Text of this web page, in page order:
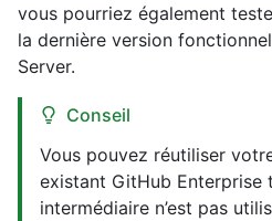
vous pourriez également
la dernière version
Server.
Conseil
Vous pouvez réutiliser
existant GitHub Enterprise
intermédiaire n’est pas